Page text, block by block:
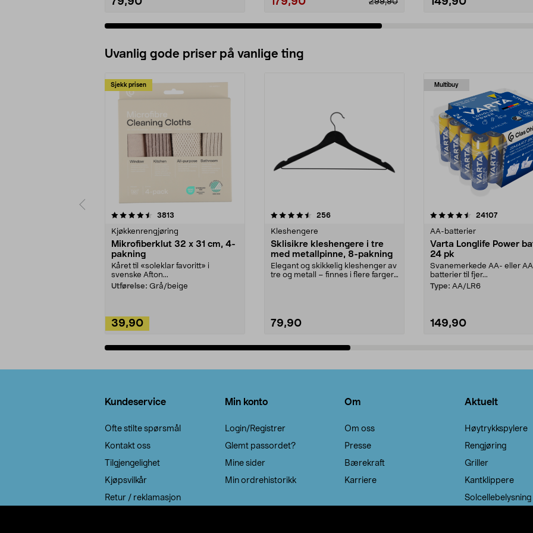
Uvanlig gode priser på vanlige ting
Sjekk prisen
3813
Kjøkkenrengjøring
Mikrofiberklut 32 x 31 cm, 4-
pakning
Kåret til «soleklar favoritt» i
svenske Afton...
Utførelse: Grå/beige
39,90
4.5av 5 stjerner 256anmeldelser
Kleshengere
Sklisikre kleshengere i tre
med metallpinne, 8-pakning
Elegant og skikkelig kleshenger av
tre og metall – finnes i flere farger.
79,90
Multibuy
4.5av 5 stjerner 24107
AA-batterier
Varta Longlife Power
24 pk
Svanemerkede AA- eller
batterier til fjer...
Type: AA/LR6
149,90
4.5av 5 stjerner
Kundeservice
Ofte stilte spørsmål
Kontakt oss
Tilgjengelighet
Kjøpsvilkår
Retur / reklamasjon
Min konto
Login/Registrer
Glemt passordet?
Mine sider
Min ordrehistorikk
Om
Om oss
Presse
Bærekraft
Karriere
Aktuelt
Høytrykkspylere
Rengjøring
Griller
Kantklippere
Solcellebelysning